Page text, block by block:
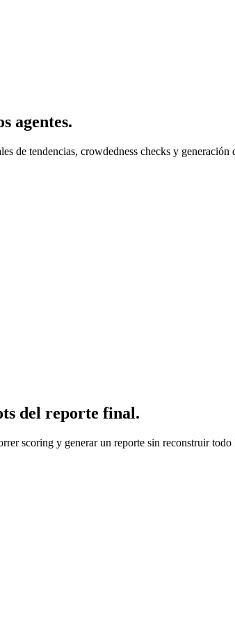
agentes.
de tendencias, crowdedness checks y
del reporte final.
scoring y generar un reporte sin reconstruir todo